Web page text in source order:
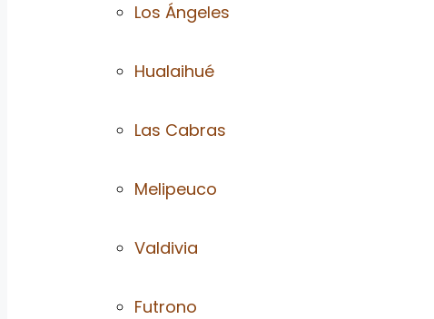
Los Ángeles
Hualaihué
Las Cabras
Melipeuco
Valdivia
Futrono